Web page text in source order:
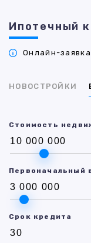
Ипотечный
Онлайн-заявка
НОВОСТРОЙКИ
Стоимость
Первоначальный
Срок кредита